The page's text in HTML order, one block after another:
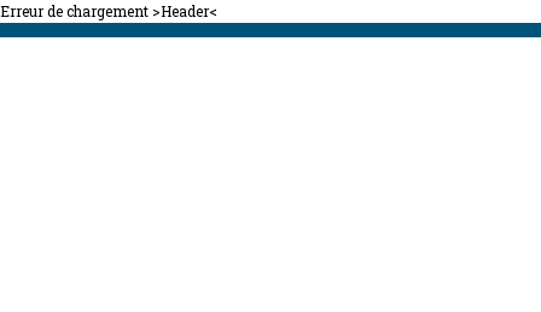
Erreur de chargement >Header<